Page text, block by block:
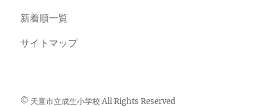
新着順一覧
サイトマップ
© 天童市立成生小学校 All Rights Reserved